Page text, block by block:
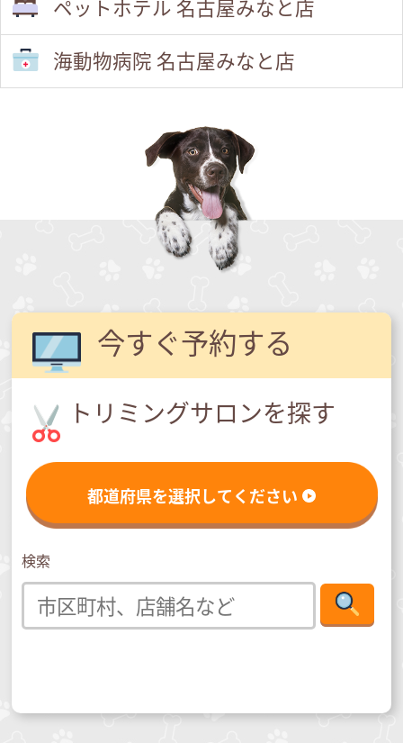
ペットホテル 名古屋みなと店
海動物病院 名古屋みなと店
今すぐ予約する
トリミングサロンを探す
都道府県を選択してください
検索